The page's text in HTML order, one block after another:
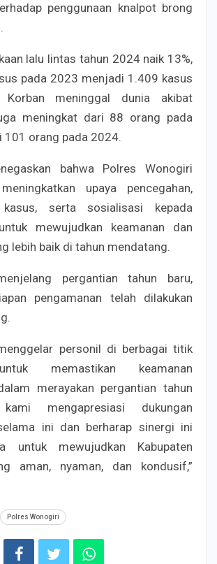
penggunaan knalpot brong
lalu lintas tahun 2024 naik 13%,
pada 2023 menjadi 1.409 kasus
meninggal dunia akibat
meningkat dari 88 orang pada
101 orang pada 2024.
bahwa Polres Wonogiri
upaya pencegahan,
kasus, serta sosialisasi kepada
mewujudkan keamanan dan
lebih baik di tahun mendatang.
pergantian tahun baru,
pengamanan telah dilakukan
personil di berbagai titik
memastikan keamanan
merayakan pergantian tahun
mengapresiasi dukungan
ini dan berharap sinergi ini
untuk mewujudkan Kabupaten
aman, nyaman, dan kondusif,”
Polres Wonogiri